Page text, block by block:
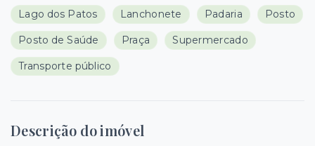
Lago dos Patos Lanchonete Padaria Posto
Posto de Saúde Praça Supermercado
Transporte público
Descrição do imóvel